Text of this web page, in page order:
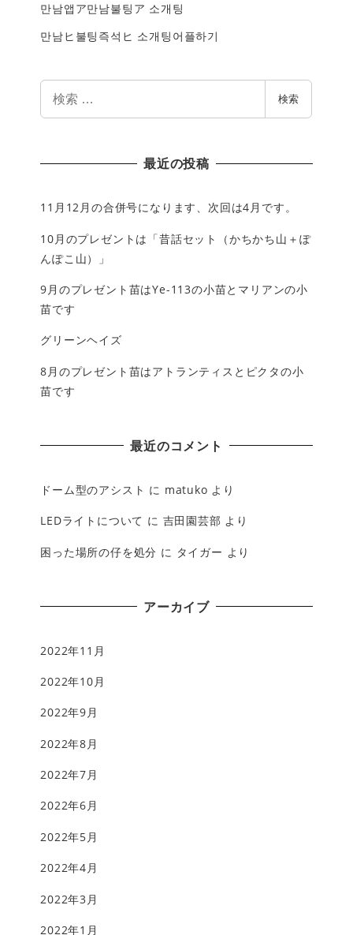
만남앱ア만남불팅ア 소개팅
만남ヒ불팅즉석ヒ 소개팅어플하기
検索
最近の投稿
11月12月の合併号になります、次回は4月です。
10月のプレゼントは「昔話セット（かちかち山＋ぽ
んぽこ山）」
9月のプレゼント苗はYe-113の小苗とマリアンの小
苗です
グリーンヘイズ
8月のプレゼント苗はアトランティスとピクタの小
苗です
最近のコメント
ドーム型のアシスト に matuko より
LEDライトについて に 吉田園芸部 より
困った場所の仔を処分 に タイガー より
アーカイブ
2022年11月
2022年10月
2022年9月
2022年8月
2022年7月
2022年6月
2022年5月
2022年4月
2022年3月
2022年1月